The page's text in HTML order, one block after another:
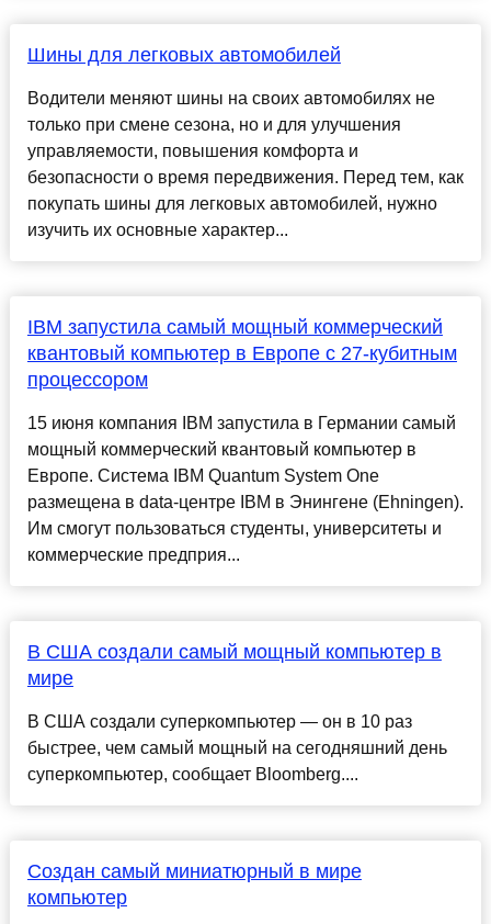
Шины для легковых автомобилей
Водители меняют шины на своих автомобилях не
только при смене сезона, но и для улучшения
управляемости, повышения комфорта и
безопасности о время передвижения. Перед тем, как
покупать шины для легковых автомобилей, нужно
изучить их основные характер...
IBM запустила самый мощный коммерческий
квантовый компьютер в Европе с 27-кубитным
процессором
15 июня компания IBM запустила в Германии самый
мощный коммерческий квантовый компьютер в
Европе. Система IBM Quantum System One
размещена в data-центре IBM в Энингене (Ehningen).
Им смогут пользоваться студенты, университеты и
коммерческие предприя...
В США создали самый мощный компьютер в
мире
В США создали суперкомпьютер — он в 10 раз
быстрее, чем самый мощный на сегодняшний день
суперкомпьютер, сообщает Bloomberg....
Создан самый миниатюрный в мире
компьютер